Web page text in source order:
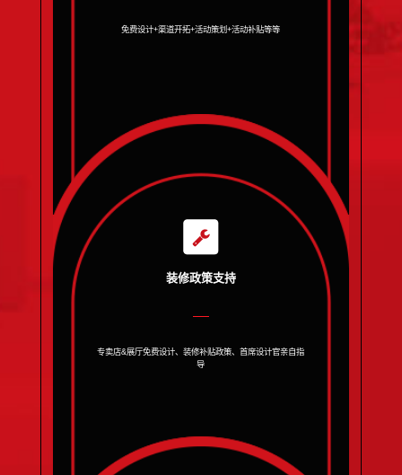
免费设计+渠道开拓+活动策划+活动补贴等等
装修政策支持
专卖店&展厅免费设计、装修补贴政策、首席设计官亲自指
导